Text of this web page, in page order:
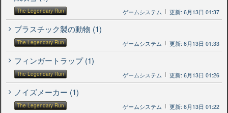
The Legendary Run ゲームシステム 更新: 6月13日 01:37
プラスチック製の動物 (1)
The Legendary Run ゲームシステム 更新: 6月13日 01:33
フィンガートラップ (1)
The Legendary Run ゲームシステム 更新: 6月13日 01:26
ノイズメーカー (1)
The Legendary Run ゲームシステム 更新: 6月13日 01:22